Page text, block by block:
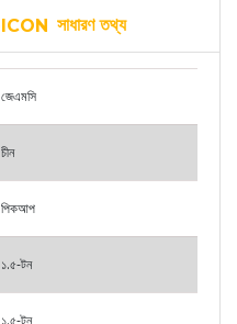
সাধারণ তথ্য
জেএমসি
চীন
পিকআপ
১.৫-টন
১.৫-টন